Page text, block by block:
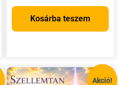
Kosárba teszem
Akció!